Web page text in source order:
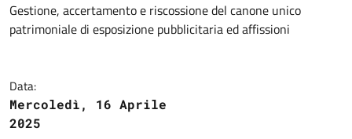
Gestione, accertamento e riscossione del canone unico
patrimoniale di esposizione pubblicitaria ed affissioni
Data:
Mercoledì, 16 Aprile
2025